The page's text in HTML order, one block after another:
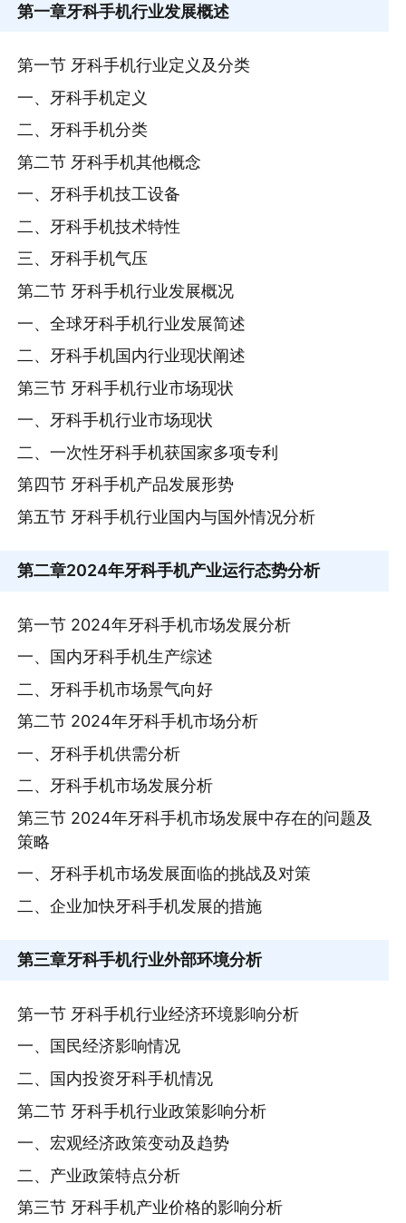
第一章牙科手机行业发展概述
第一节 牙科手机行业定义及分类
一、牙科手机定义
二、牙科手机分类
第二节 牙科手机其他概念
一、牙科手机技工设备
二、牙科手机技术特性
三、牙科手机气压
第二节 牙科手机行业发展概况
一、全球牙科手机行业发展简述
二、牙科手机国内行业现状阐述
第三节 牙科手机行业市场现状
一、牙科手机行业市场现状
二、一次性牙科手机获国家多项专利
第四节 牙科手机产品发展形势
第五节 牙科手机行业国内与国外情况分析
第二章2024年牙科手机产业运行态势分析
第一节 2024年牙科手机市场发展分析
一、国内牙科手机生产综述
二、牙科手机市场景气向好
第二节 2024年牙科手机市场分析
一、牙科手机供需分析
二、牙科手机市场发展分析
第三节 2024年牙科手机市场发展中存在的问题及
策略
一、牙科手机市场发展面临的挑战及对策
二、企业加快牙科手机发展的措施
第三章牙科手机行业外部环境分析
第一节 牙科手机行业经济环境影响分析
一、国民经济影响情况
二、国内投资牙科手机情况
第二节 牙科手机行业政策影响分析
一、宏观经济政策变动及趋势
二、产业政策特点分析
第三节 牙科手机产业价格的影响分析